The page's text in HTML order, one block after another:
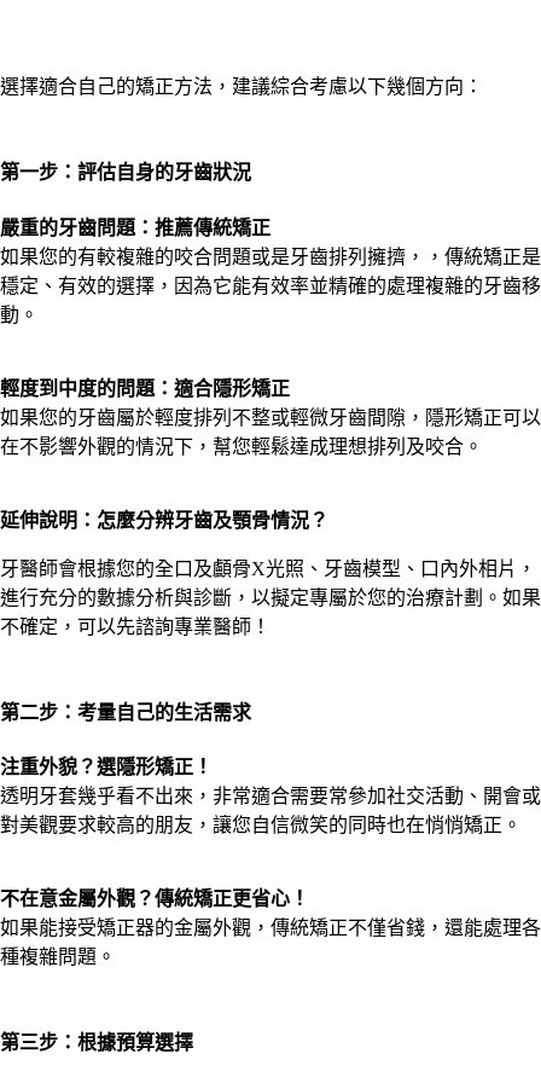
選擇適合自己的矯正方法，建議綜合考慮以下幾個方向：
第一步：評估自身的牙齒狀況
嚴重的牙齒問題：推薦傳統矯正
如果您的有較複雜的咬合問題或是牙齒排列擁擠，，傳統矯正是
穩定、有效的選擇，因為它能有效率並精確的處理複雜的牙齒移
動。
輕度到中度的問題：適合隱形矯正
如果您的牙齒屬於輕度排列不整或輕微牙齒間隙，隱形矯正可以
在不影響外觀的情況下，幫您輕鬆達成理想排列及咬合。
延伸說明：怎麼分辨牙齒及顎骨情況？
牙醫師會根據您的全口及顱骨X光照、牙齒模型、口內外相片，
進行充分的數據分析與診斷，以擬定專屬於您的治療計劃。如果
不確定，可以先諮詢專業醫師！
第二步：考量自己的生活需求
注重外貌？選隱形矯正！
透明牙套幾乎看不出來，非常適合需要常參加社交活動、開會或
對美觀要求較高的朋友，讓您自信微笑的同時也在悄悄矯正。
不在意金屬外觀？傳統矯正更省心！
如果能接受矯正器的金屬外觀，傳統矯正不僅省錢，還能處理各
種複雜問題。
第三步：根據預算選擇